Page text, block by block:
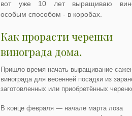
вот уже 10 лет выращиваю
особым способом - в коробах.
Как прорасти черенки
винограда дома.
Пришло время начать выращивание
винограда для весенней посадки из
заготовленных или приобретённых
В конце февраля — начале марта лоза